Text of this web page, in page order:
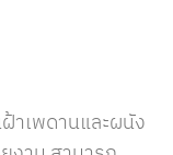
าเพดานและผนัง